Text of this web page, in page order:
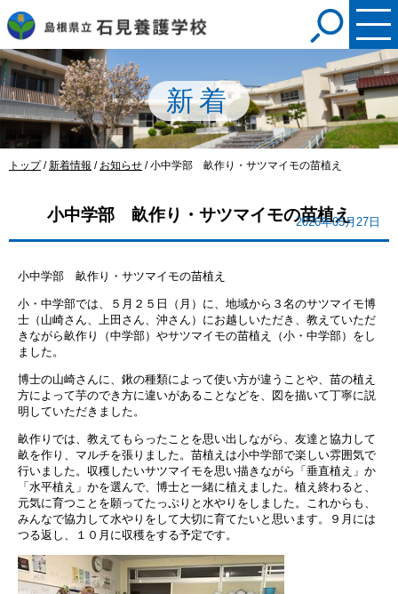
このページの本文へ
新着
現
トップ/新着情報 / お知らせ /小中学部 畝作り・サツマイモの苗植え
小中学部 畝作り・サツマイモの苗植え
2026年05月27日
小中学部 畝作り・サツマイモの苗植え
小・中学部では、５月２５日（月）に、地域から３名のサツマイモ博
士（山崎さん、上田さん、沖さん）にお越しいただき、教えていただ
きながら畝作り（中学部）やサツマイモの苗植え（小・中学部）をし
ました。
博士の山崎さんに、鍬の種類によって使い方が違うことや、苗の植え
方によって芋のでき方に違いがあることなどを、図を描いて丁寧に説
明していただきました。
畝作りでは、教えてもらったことを思い出しながら、友達と協力して
畝を作り、マルチを張りました。苗植えは小中学部で楽しい雰囲気で
行いました。収穫したいサツマイモを思い描きながら「垂直植え」か
「水平植え」かを選んで、博士と一緒に植えました。植え終わると、
元気に育つことを願ってたっぷりと水やりをしました。これからも、
みんなで協力して水やりをして大切に育てたいと思います。９月には
つる返し、１０月に収穫をする予定です。